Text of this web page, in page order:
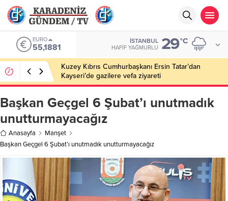
EURO
55,1881
İSTANBUL
HAFIF YAĞMURLU 29°C
Kuzey Kıbrıs Cumhurbaşkanı Ersin Tatar’dan
Kayseri’de gazilere vefa ziyareti
Başkan Geçgel 6 Şubat’ı unutmadık
unutturmayacağız
Anasayfa
Manşet
Başkan Geçgel 6 Şubat’ı unutmadık unutturmayacağız